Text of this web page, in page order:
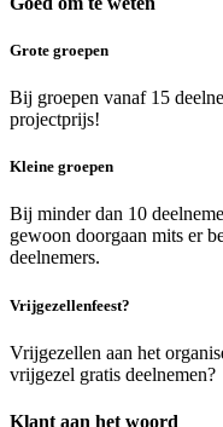
Grote groepen
Bij groepen vanaf 15
projectprijs!
Kleine groepen
Bij minder dan 10
gewoon doorgaan mits er
deelnemers.
Vrijgezellenfeest?
Vrijgezellen aan het
vrijgezel gratis deelnemen?
Klant aan het woord